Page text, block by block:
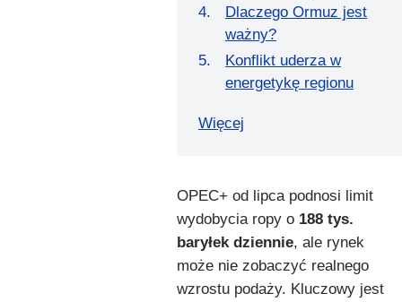
Dlaczego Ormuz jest
ważny?
Konflikt uderza w
energetykę regionu
Więcej
OPEC+ od lipca podnosi limit
wydobycia ropy o 188 tys.
baryłek dziennie, ale rynek
może nie zobaczyć realnego
wzrostu podaży. Kluczowy jest